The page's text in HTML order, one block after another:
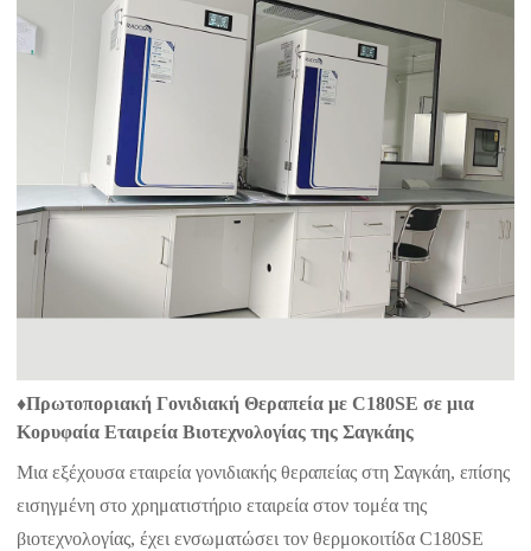
♦Πρωτοποριακή Γονιδιακή Θεραπεία με C180SE σε μια
Κορυφαία Εταιρεία Βιοτεχνολογίας της Σαγκάης
Μια εξέχουσα εταιρεία γονιδιακής θεραπείας στη Σαγκάη, επίσης
εισηγμένη στο χρηματιστήριο εταιρεία στον τομέα της
βιοτεχνολογίας, έχει ενσωματώσει τον θερμοκοιτίδα C180SE